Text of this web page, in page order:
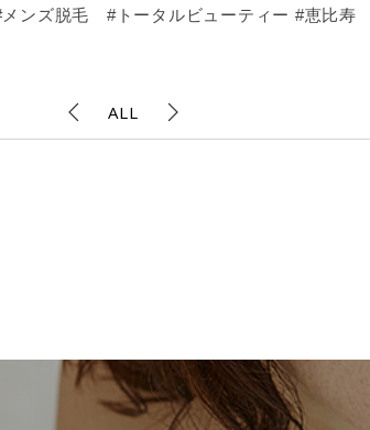
ズ脱毛 #トータルビューティー #恵比寿
ALL